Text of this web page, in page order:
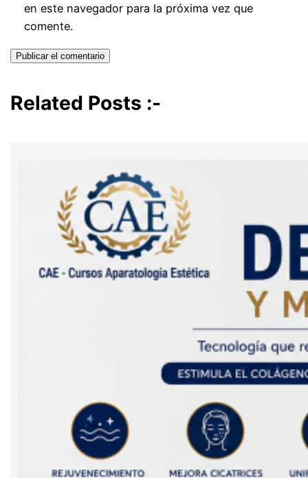
en este navegador para la próxima vez que
comente.
Related Posts :-